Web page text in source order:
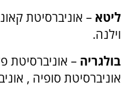
ליטא – אוניברסיטת
וילנה.
בולגריה – אוניברסיטת
אוניברסיטת סופיה ,